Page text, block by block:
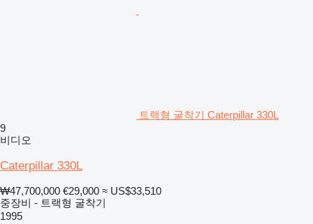
트랙형 굴착기 Caterpillar 330L
9
비디오
Caterpillar 330L
₩47,700,000 €29,000 ≈ US$33,510
중장비 - 트랙형 굴착기
1995